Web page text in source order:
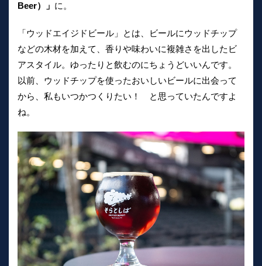
Beer）」 に。
「ウッドエイジドビール」とは、ビールにウッドチップ
などの木材を加えて、香りや味わいに複雑さを出したビ
アスタイル。ゆったりと飲むのにちょうどいいんです。
以前、ウッドチップを使ったおいしいビールに出会って
から、私もいつかつくりたい！ と思っていたんですよ
ね。